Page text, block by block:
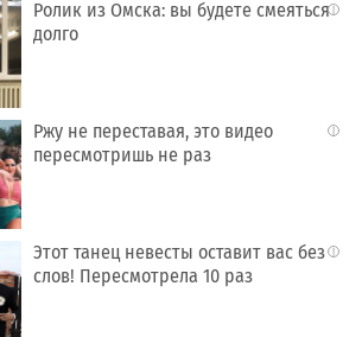
i
Ролик из Омска: вы будете смеяться
долго
i
Ржу не переставая, это видео
пересмотришь не раз
i
Этот танец невесты оставит вас без
слов! Пересмотрела 10 раз